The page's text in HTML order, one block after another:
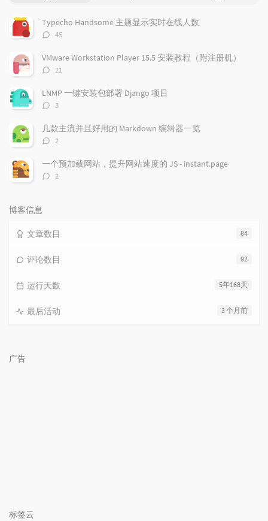
章
评
论
Typecho Handsome 主题显示实时在线人数
评
数：
45
VMware Workstation Player 15.5 安装教程（附注册机）
评
数：
21
LNMP 一键安装包部署 Django 项目
评
数：
3
几款主流并且好用的 Markdown 编辑器一览
评
数：
2
一个预加载网站，提升网站速度的 JS - instant.page
评
2
博客信息
84
文章数目
92
评论数目
5年168天
运行天数
3 个月前
最后活动
广告
标签云